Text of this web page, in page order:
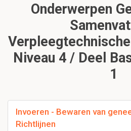
Onderwerpen
Niveau 4 / Deel
1
Invoeren - Bewaren van
Richtlijnen